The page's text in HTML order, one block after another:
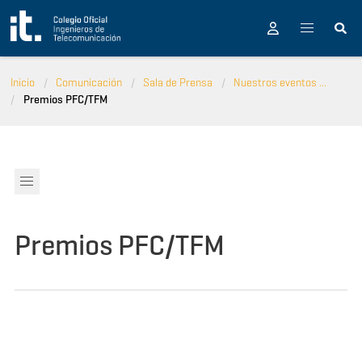
Pasar al contenido principal
Inicio Comunicación Sala de Prensa
Nuestros eventos ...
Premios PFC/TFM
Premios PFC/TFM